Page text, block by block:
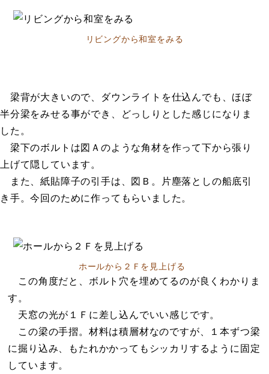
リビングから和室をみる
梁背が大きいので、ダウンライトを仕込んでも、ほぼ
半分梁をみせる事ができ、どっしりとした感じになりま
した。
梁下のボルトは図Ａのような角材を作って下から張り
上げて隠しています。
また、紙貼障子の引手は、図Ｂ。片塵落としの船底引
き手。今回のために作ってもらいました。
ホールから２Ｆを見上げる
この角度だと、ボルト穴を埋めてるのが良くわかりま
す。
天窓の光が１Ｆに差し込んでいい感じです。
この梁の手摺。材料は積層材なのですが、１本ずつ梁
に掘り込み、もたれかかってもシッカリするように固定
しています。